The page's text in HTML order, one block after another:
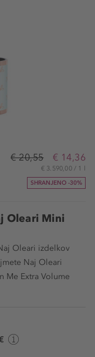
Eye Primer
€ 20,55 € 14,36
€ 3.590,00 / 1 l
SHRANJENO -30%
Oleari Mini
Oleari izdelkov
Naj Oleari
Me Extra Volume